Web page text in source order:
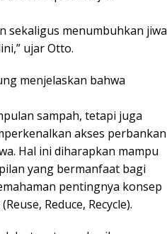
sekaligus menumbuhkan jiwa
ujar Otto.
menjelaskan bahwa
sampah, tetapi juga
akses perbankan
Hal ini diharapkan mampu
yang bermanfaat bagi
pentingnya konsep
Reduce, Recycle).